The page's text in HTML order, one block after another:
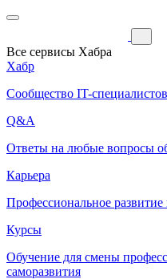
Все сервисы Хабра
Хабр
Сообщество IT-специалистов
Q&A
Ответы на любые вопросы
Карьера
Профессиональное
Курсы
Обучение для смены
саморазвития